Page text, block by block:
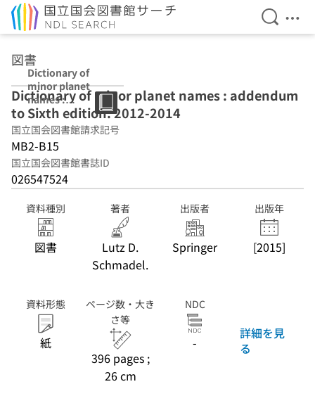
検索を
メ
図書
Dictionary of
minor planet
names :
addendum to
Sixth edition:
2012-2014
Dictionary of minor planet names : addendum
to Sixth edition: 2012-2014
国立国会図書館請求記号
MB2-B15
国立国会図書館書誌ID
026547524
資料種別
図書
著者
Lutz D.
Schmadel.
出版者
Springer
出版年
[2015]
資料形態
紙
ページ数・大き
さ等
396 pages ;
26 cm
NDC
-
詳細を見
る